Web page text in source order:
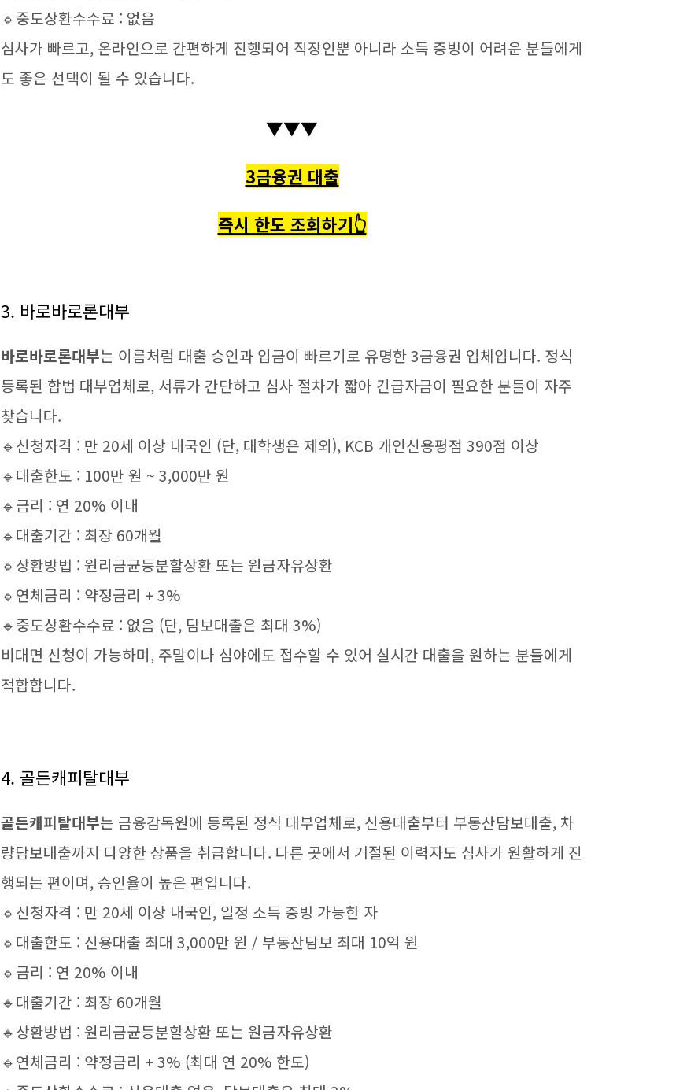
🔹중도상환수수료 : 없음
심사가 빠르고, 온라인으로 간편하게 진행되어 직장인뿐 아니라 소득 증빙이 어려운 분들에게
도 좋은 선택이 될 수 있습니다.
▼▼▼
3금융권 대출
즉시 한도 조회하기👆
3. 바로바로론대부
바로바로론대부는 이름처럼 대출 승인과 입금이 빠르기로 유명한 3금융권 업체입니다. 정식
등록된 합법 대부업체로, 서류가 간단하고 심사 절차가 짧아 긴급자금이 필요한 분들이 자주
찾습니다.
🔹신청자격 : 만 20세 이상 내국인 (단, 대학생은 제외), KCB 개인신용평점 390점 이상
🔹대출한도 : 100만 원 ~ 3,000만 원
🔹금리 : 연 20% 이내
🔹대출기간 : 최장 60개월
🔹상환방법 : 원리금균등분할상환 또는 원금자유상환
🔹연체금리 : 약정금리 + 3%
🔹중도상환수수료 : 없음 (단, 담보대출은 최대 3%)
비대면 신청이 가능하며, 주말이나 심야에도 접수할 수 있어 실시간 대출을 원하는 분들에게
적합합니다.
4. 골든캐피탈대부
골든캐피탈대부는 금융감독원에 등록된 정식 대부업체로, 신용대출부터 부동산담보대출, 차
량담보대출까지 다양한 상품을 취급합니다. 다른 곳에서 거절된 이력자도 심사가 원활하게 진
행되는 편이며, 승인율이 높은 편입니다.
🔹신청자격 : 만 20세 이상 내국인, 일정 소득 증빙 가능한 자
🔹대출한도 : 신용대출 최대 3,000만 원 / 부동산담보 최대 10억 원
🔹금리 : 연 20% 이내
🔹대출기간 : 최장 60개월
🔹상환방법 : 원리금균등분할상환 또는 원금자유상환
🔹연체금리 : 약정금리 + 3% (최대 연 20% 한도)